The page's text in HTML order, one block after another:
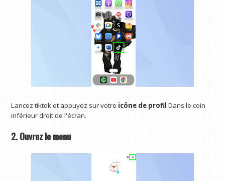
Lancez tiktok et appuyez sur votre icône de profil Dans le coin
inférieur droit de l'écran.
2. Ouvrez le menu